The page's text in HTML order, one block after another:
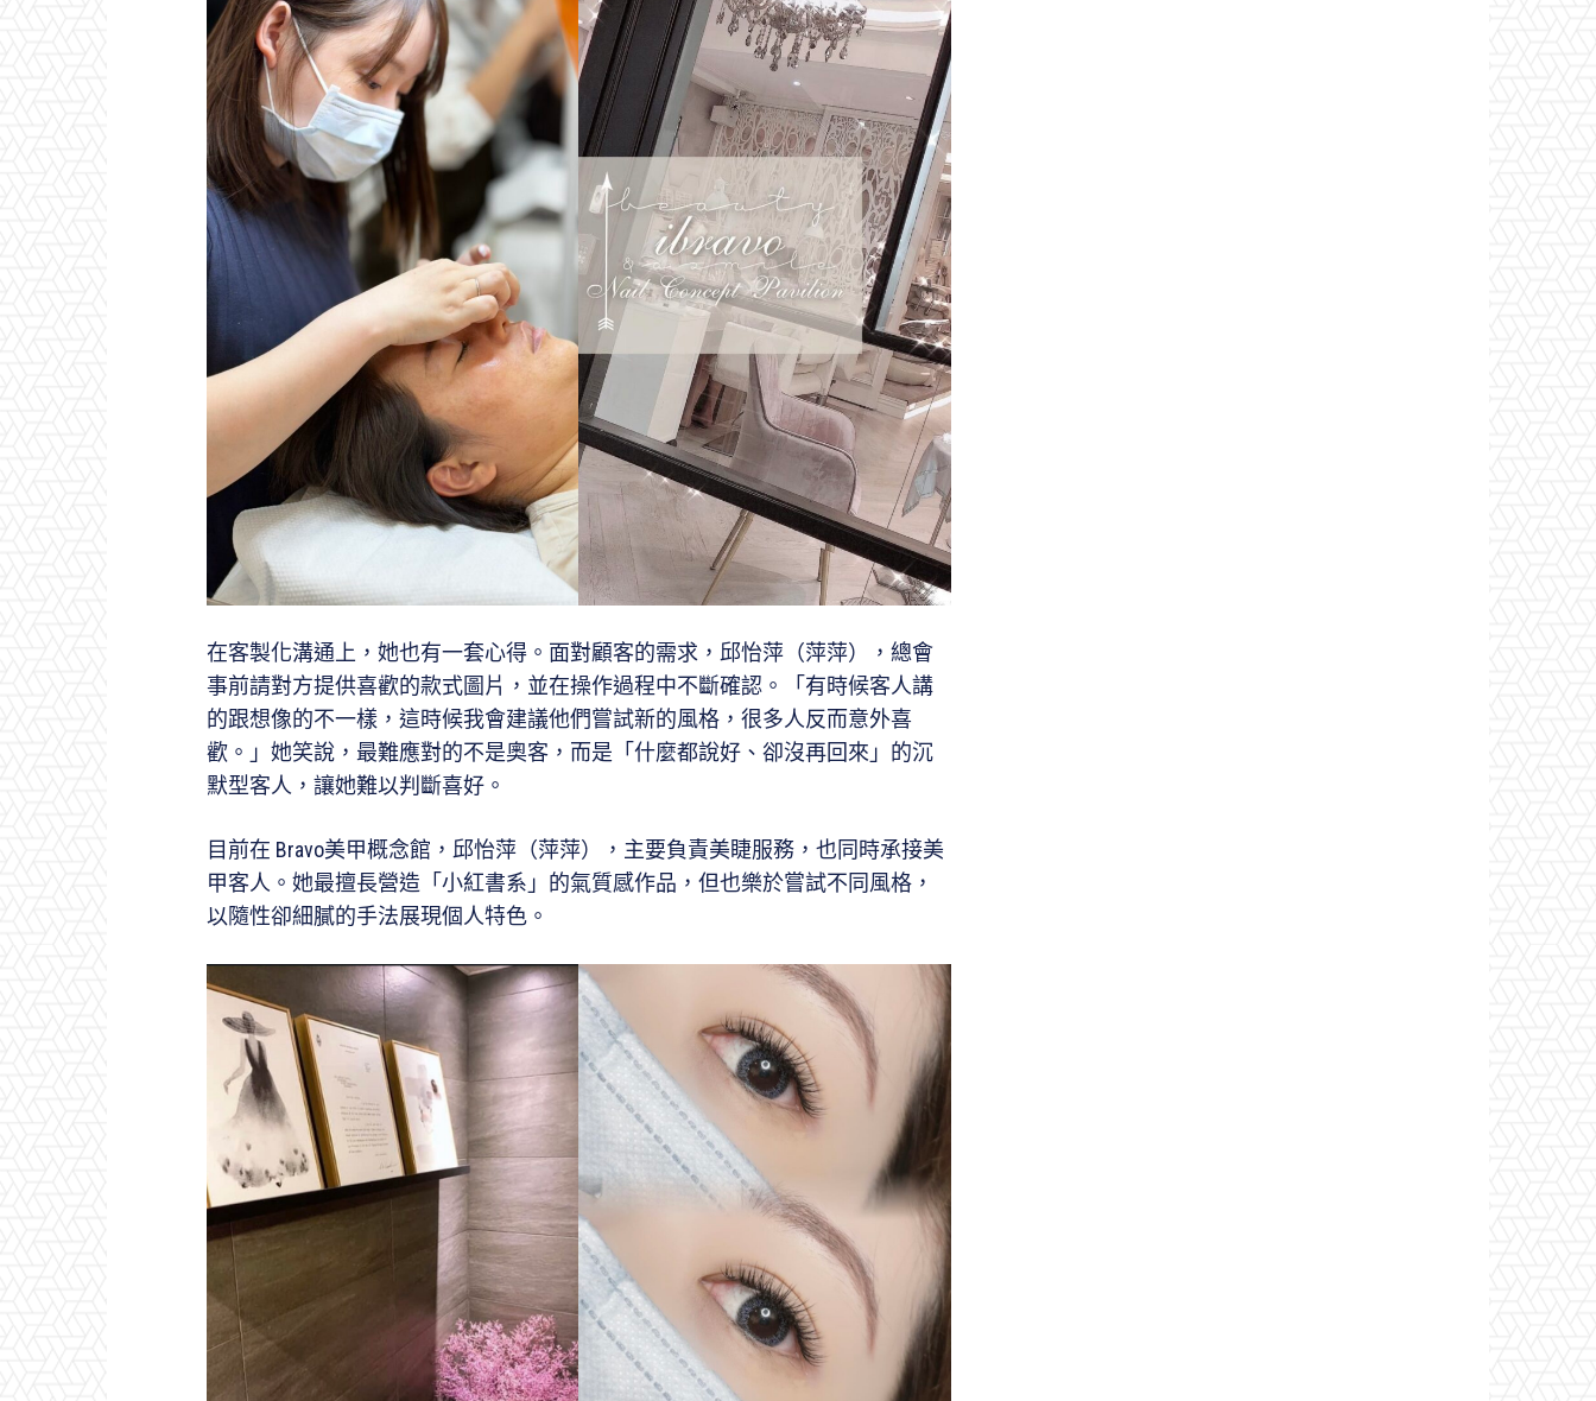
在客製化溝通上，她也有一套心得。面對顧客的需求，邱怡萍（萍萍），總會
事前請對方提供喜歡的款式圖片，並在操作過程中不斷確認。「有時候客人講
的跟想像的不一樣，這時候我會建議他們嘗試新的風格，很多人反而意外喜
歡。」她笑說，最難應對的不是奧客，而是「什麼都說好、卻沒再回來」的沉
默型客人，讓她難以判斷喜好。
目前在 Bravo美甲概念館，邱怡萍（萍萍），主要負責美睫服務，也同時承接美
甲客人。她最擅長營造「小紅書系」的氣質感作品，但也樂於嘗試不同風格，
以隨性卻細膩的手法展現個人特色。